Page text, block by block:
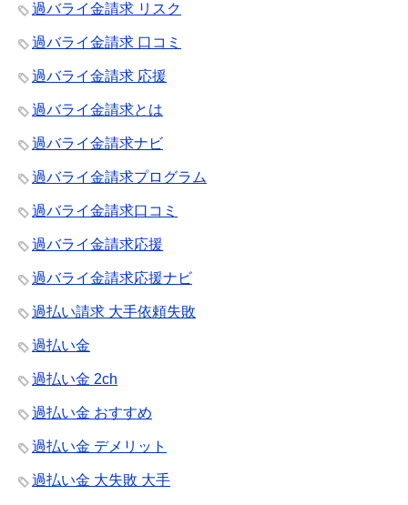
過バライ金請求 リスク
過バライ金請求 口コミ
過バライ金請求 応援
過バライ金請求とは
過バライ金請求ナビ
過バライ金請求プログラム
過バライ金請求口コミ
過バライ金請求応援
過バライ金請求応援ナビ
過払い請求 大手依頼失敗
過払い金
過払い金 2ch
過払い金 おすすめ
過払い金 デメリット
過払い金 大失敗 大手